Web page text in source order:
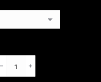
﹣ ﹢